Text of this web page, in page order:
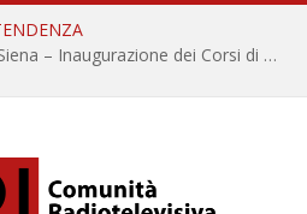
Università per Stranieri di Siena – Inaugurazione dei Corsi di Lingua e Cultura Italiana, 109a annata